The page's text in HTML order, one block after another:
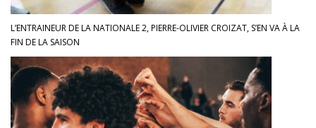
L’ENTRAINEUR DE LA NATIONALE 2, PIERRE-OLIVIER CROIZAT, S’EN VA À LA
FIN DE LA SAISON